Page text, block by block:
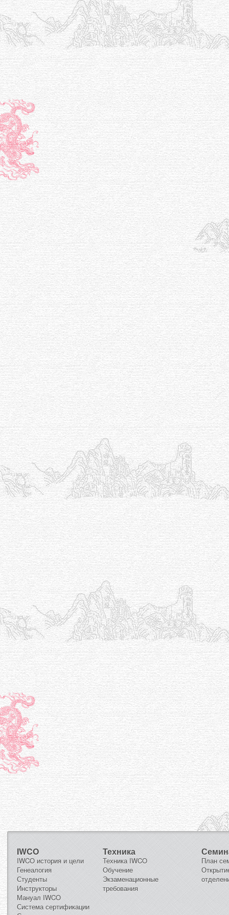
IWCO
IWCO история и цели
Генеалогия
Студенты
Инструкторы
Мануал IWCO
Система сертификации
Техника
Техника IWCO
Обучение
Экзаменационные
требования
План